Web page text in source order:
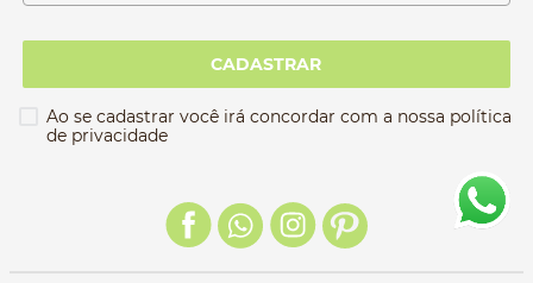
CADASTRAR
Ao se cadastrar você irá concordar com a nossa política
de privacidade